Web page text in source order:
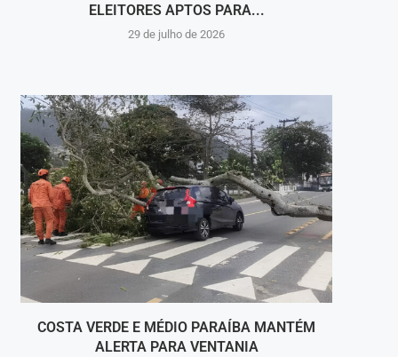
ELEITORES APTOS PARA...
29 de julho de 2026
COSTA VERDE E MÉDIO PARAÍBA MANTÉM
ALERTA PARA VENTANIA